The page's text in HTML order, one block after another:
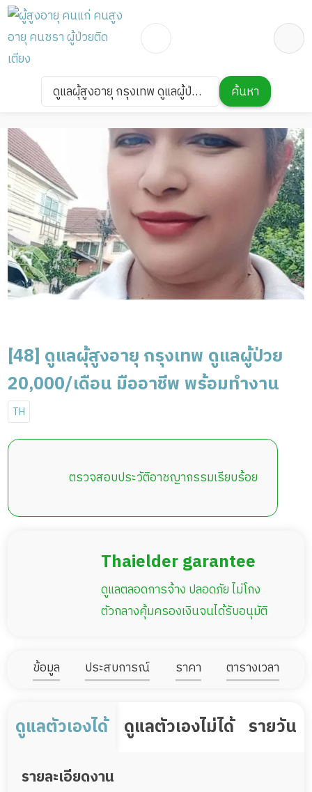
ดูแลผุ้สูงอายุ กรุงเทพ ดูแลผู้ป่วย
ค้นหา
ผู้สูงอายุ ดูแลผู้ป่วย
ดูแลผุ้สูงอายุ กรุงเทพ
ดูแลผู้ป่วย 20,000/เดือน มืออาชีพ พร้อมทำงาน
[48] ดูแลผุ้สูงอายุ กรุงเทพ ดูแลผู้ป่วย
20,000/เดือน มืออาชีพ พร้อมทำงาน
TH
ตรวจสอบประวัติอาชญากรรมเรียบร้อย
Thaielder garantee
ดูแลตลอดการจ้าง ปลอดภัย ไม่โกง
ตัวกลางคุ้มครองเงินจนได้รับอนุมัติ
ข้อมูล ประสบการณ์ ราคา ตารางเวลา
ดูแลตัวเองได้ ดูแลตัวเองไม่ได้ รายวัน
รายละเอียดงาน